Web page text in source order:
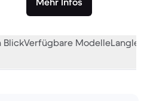
BlickVerfügbare Modelle